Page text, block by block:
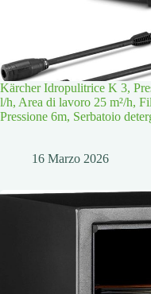
Kärcher Idropulitrice K 3,
l/h, Area di lavoro 25 m²/h,
Pressione 6m, Serbatoio
16 Marzo 2026